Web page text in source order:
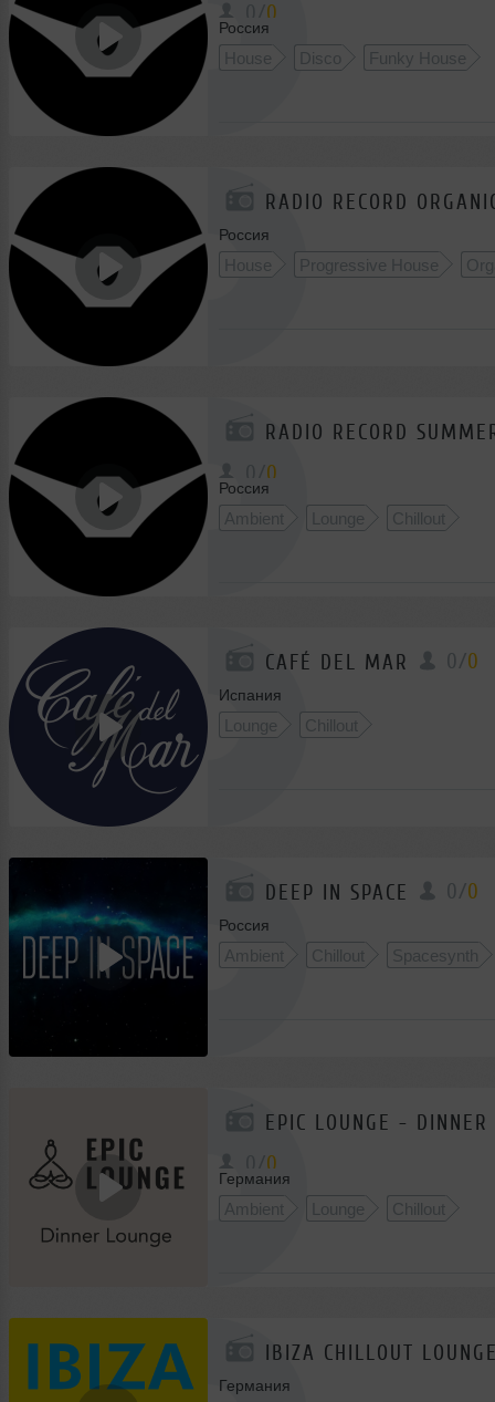
0
Россия
House Disco Funky House
RADIO RECORD
Россия
House Progressive House
RADIO RECORD
0
Россия
Ambient Lounge Chillout
CAFÉ DEL MAR 0/0
Испания
Lounge Chillout
DEEP IN SPACE 0/0
Россия
Ambient Chillout Spacesynth
EPIC LOUNGE - DINNER
0
Германия
Ambient Lounge Chillout
IBIZA CHILLOUT
Германия